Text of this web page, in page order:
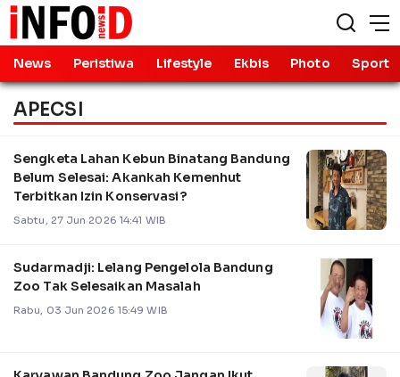
News Peristiwa Lifestyle Ekbis Photo Sport
APECSI
Sengketa Lahan Kebun Binatang Bandung
Belum Selesai: Akankah Kemenhut
Terbitkan Izin Konservasi?
Sabtu, 27 Jun 2026 14:41 WIB
Sudarmadji: Lelang Pengelola Bandung
Zoo Tak Selesaikan Masalah
Rabu, 03 Jun 2026 15:49 WIB